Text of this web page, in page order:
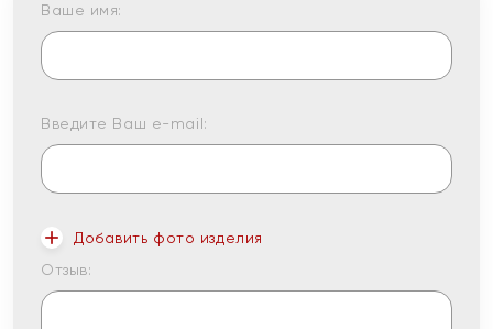
Ваше имя:
Введите Ваш e-mail:
Добавить фото изделия
Отзыв: